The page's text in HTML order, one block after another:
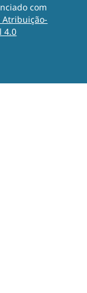
com
Atribuição-
4.0